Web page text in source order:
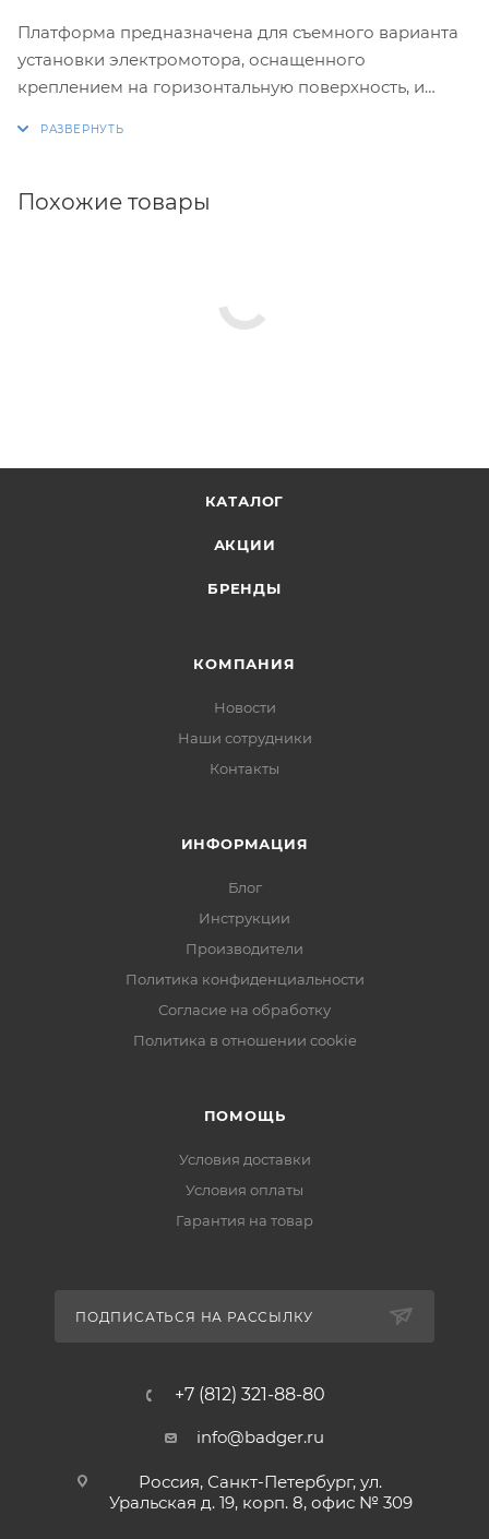
Платформа предназначена для съемного варианта
установки электромотора, оснащенного
креплением на горизонтальную поверхность, и
стали. Размер платформы 320 х 70 х 25 мм. Цвет
Похожие товары
КАТАЛОГ
АКЦИИ
БРЕНДЫ
КОМПАНИЯ
Новости
Наши сотрудники
Контакты
ИНФОРМАЦИЯ
Блог
Инструкции
Производители
Политика конфиденциальности
Согласие на обработку
Политика в отношении cookie
ПОМОЩЬ
Условия доставки
Условия оплаты
Гарантия на товар
ПОДПИСАТЬСЯ НА РАССЫЛКУ
+7 (812) 321-88-80
info@badger.ru
Россия, Санкт-Петербург, ул.
Уральская д. 19, корп. 8, офис № 309